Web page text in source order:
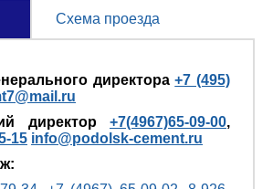
Схема проезда
директора+7 (495)
директор +7(4967)65-09-00,
15 info@podolsk-cement.ru